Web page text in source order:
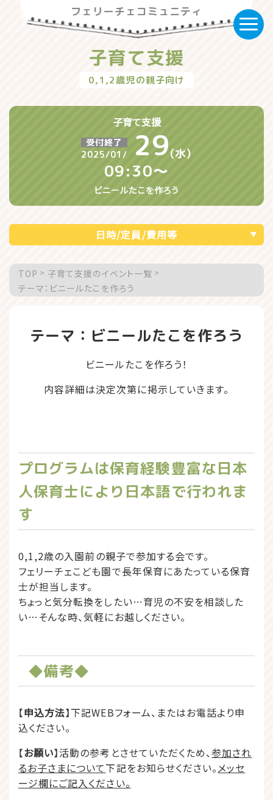
フェリーチェコミュニティ
子育て支援
0,1,2歳児の親子向け
子育て支援
受付終了
2025/01/
29(水)
09:30〜
ビニールたこを作ろう
日時/定員/費用等
TOP
子育て支援のイベント一覧
テーマ：ビニールたこを作ろう
テーマ：ビニールたこを作ろう
ビニールたこを作ろう！
内容詳細は決定次第に掲示していきます。
プログラムは保育経験豊富な日本
人保育士により日本語で行われま
す
0,1,2歳の入園前の親子で参加する会です。
フェリーチェこども園で長年保育にあたっている保育
士が担当します。
ちょっと気分転換をしたい…育児の不安を相談した
い…そんな時、気軽にお越しください。
◆備考◆
【申込方法】下記WEBフォーム、またはお電話より申
込ください。
【お願い】活動の参考とさせていただくため、参加され
るお子さまについて下記をお知らせください。メッセ
ージ欄にご記入ください。